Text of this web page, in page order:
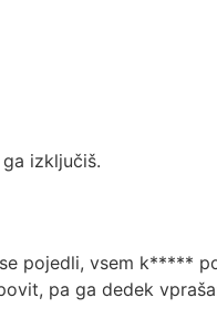
izključiš.
pojedli, vsem k*****
pa ga dedek